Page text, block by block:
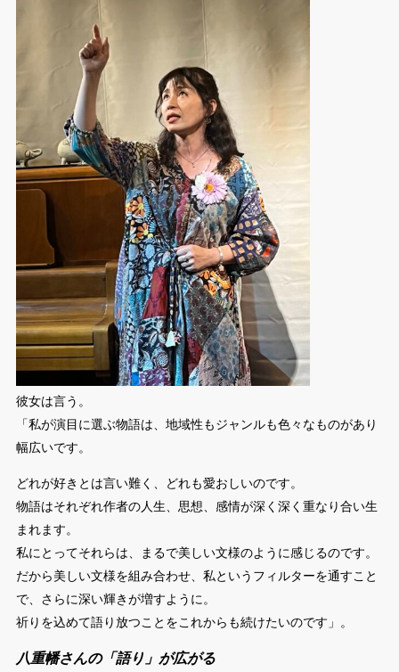
彼女は言う。
「私が演目に選ぶ物語は、地域性もジャンルも色々なものがあり
幅広いです。
どれが好きとは言い難く、どれも愛おしいのです。
物語はそれぞれ作者の人生、思想、感情が深く深く重なり合い生
まれます。
私にとってそれらは、まるで美しい文様のように感じるのです。
だから美しい文様を組み合わせ、私というフィルターを通すこと
で、さらに深い輝きが増すように。
祈りを込めて語り放つことをこれからも続けたいのです」。
八重幡さんの「語り」が広がる